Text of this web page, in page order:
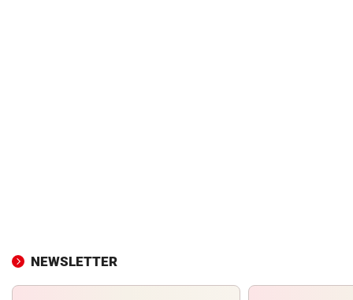
NEWSLETTER